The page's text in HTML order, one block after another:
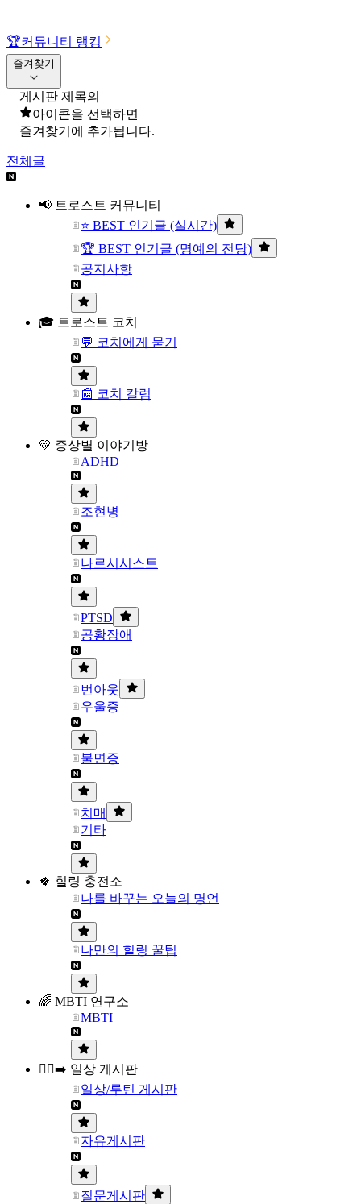
🏆커뮤니티 랭킹
즐겨찾기
게시판 제목의
아이콘을 선택하면
즐겨찾기에 추가됩니다.
전체글
📢 트로스트 커뮤니티
⭐ BEST 인기글 (실시간)
🏆 BEST 인기글 (명예의 전당)
공지사항
🎓 트로스트 코치
💬 코치에게 묻기
📰 코치 칼럼
💛 증상별 이야기방
ADHD
조현병
나르시시스트
PTSD
공황장애
번아웃
우울증
불면증
치매
기타
🍀 힐링 충전소
나를 바꾸는 오늘의 명언
나만의 힐링 꿀팁
🌈 MBTI 연구소
MBTI
🏃‍♀️‍➡️ 일상 게시판
일상/루틴 게시판
자유게시판
질문게시판